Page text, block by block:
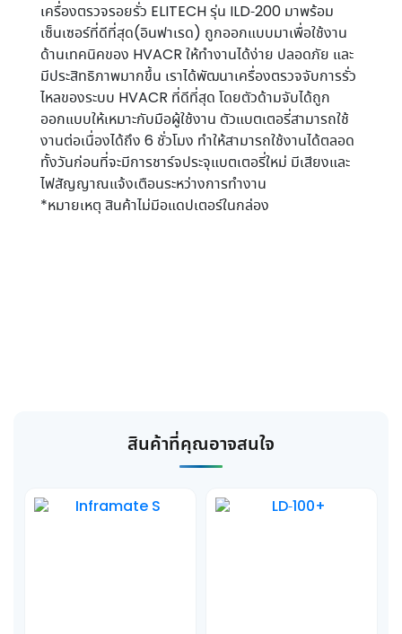
เครื่องตรวจรอยรั่ว ELITECH รุ่น ILD-200 มาพร้อม
เซ็นเซอร์ที่ดีที่สุด(อินฟาเรด) ถูกออกแบบมาเพื่อใช้งาน
ด้านเทคนิคของ HVACR ให้ทำงานได้ง่าย ปลอดภัย และ
มีประสิทธิภาพมากขึ้น เราได้พัฒนาเครื่องตรวจจับการรั่ว
ไหลของระบบ HVACR ที่ดีที่สุด โดยตัวด้ามจับได้ถูก
ออกแบบให้เหมาะกับมือผู้ใช้งาน ตัวแบตเตอรี่สามารถใช้
งานต่อเนื่องได้ถึง 6 ชั่วโมง ทำให้สามารถใช้งานได้ตลอด
ทั้งวันก่อนที่จะมีการชาร์จประจุแบตเตอรี่ใหม่ มีเสียงและ
ไฟสัญญาณแจ้งเตือนระหว่างการทำงาน
*หมายเหตุ สินค้าไม่มีอแดปเตอร์ในกล่อง
สินค้าที่คุณอาจสนใจ